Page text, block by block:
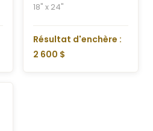
18" x 24"
Résultat d'enchère :
2 600 $